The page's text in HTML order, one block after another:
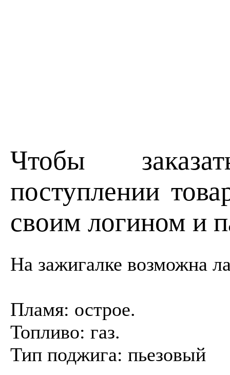
Чтобы
поступлении
своим логином и
На зажигалке возможна
Пламя: острое.
Топливо: газ.
Тип поджига: пьезовый